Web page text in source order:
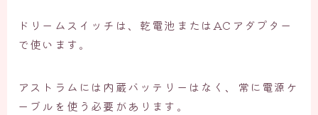
ドリームスイッチは、乾電池またはACアダプター
で使います。
アストラムには内蔵バッテリーはなく、常に電源ケ
ーブルを使う必要があります。